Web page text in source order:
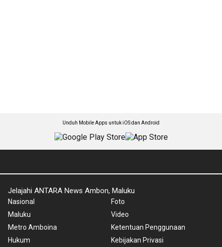
Unduh Mobile Apps untuk iOS dan Android
Jelajahi ANTARA News Ambon, Maluku
Nasional
Maluku
Metro Amboina
Hukum
Foto
Video
Ketentuan Penggunaan
Kebijakan Privasi